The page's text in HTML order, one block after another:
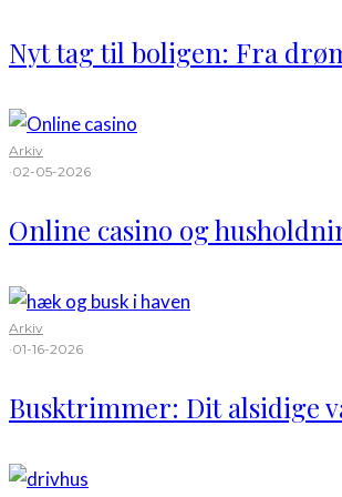
Nyt tag til boligen: Fra
Arkiv
·02-05-2026
Online casino og
Arkiv
·01-16-2026
Busktrimmer: Dit alsidige